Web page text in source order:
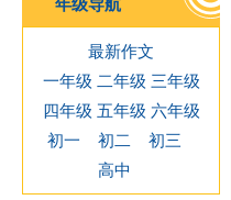
年级导航
最新作文
一年级 二年级 三年级
四年级 五年级 六年级
初一
初二
初三
高中